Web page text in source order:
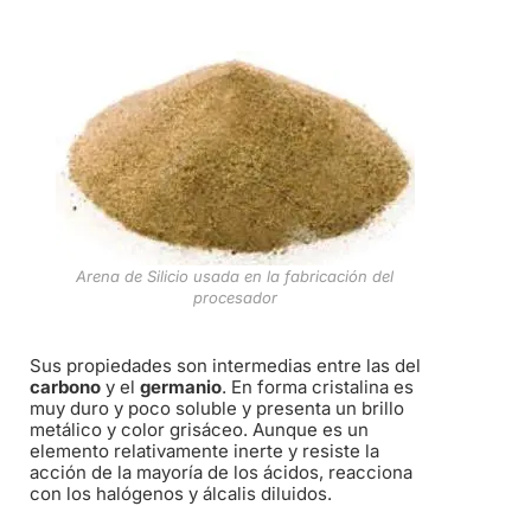
Arena de Silicio usada en la fabricación del
procesador
Sus propiedades son intermedias entre las del
carbono y el germanio. En forma cristalina es
muy duro y poco soluble y presenta un brillo
metálico y color grisáceo. Aunque es un
elemento relativamente inerte y resiste la
acción de la mayoría de los ácidos, reacciona
con los halógenos​ y álcalis diluidos.